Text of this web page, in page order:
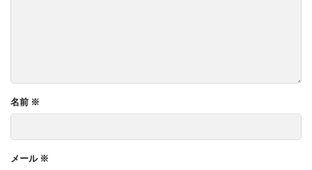
名前 ※
メール ※